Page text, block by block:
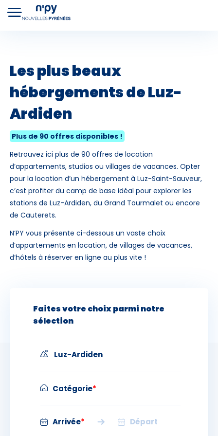
Forfaits Hébergements Cours de ski
Premier jour de ski
Skieurs
Adultes -
Etudiants
Les plus beaux
hébergements deLuz-
Ardiden
Plus de 90 offres disponibles !
Retrouvez ici plus de 90 offres de location
d’appartements, studios ou villages de vacances. Opter
pour la location d’un hébergement à Luz-Saint-Sauveur,
c’est profiter du camp de base idéal pour explorer les
stations de Luz-Ardiden, du Grand Tourmalet ou encore
de Cauterets.
N’PY vous présente ci-dessous un vaste choix
d’appartements en location, de villages de vacances,
d’hôtels à réserver en ligne au plus vite !
Faites votre choix parmi notre
sélection
Luz-Ardiden
Catégorie*
Arrivée* Départ